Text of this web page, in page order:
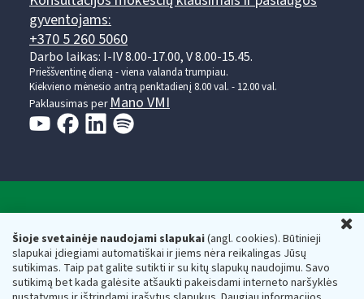
Šioje svetainėje naudojami slapukai(angl. cookies). Būtinieji
slapukai įdiegiami automatiškai ir jiems nėra reikalingas Jūsų
sutikimas. Taip pat galite sutikti ir su kitų slapukų naudojimu. Savo
sutikimą bet kada galėsite atšaukti pakeisdami interneto naršyklės
gyventojams:
+370 5 260 5060
Darbo laikas: I-IV 8.00-17.00, V 8.00-15.45.
Prieššventinę dieną - viena valanda trumpiau.
Kiekvieno mėnesio antrą penktadienį 8.00 val. - 12.00 val.
Paklausimas perMano VMI
Valstybinė mokesčių inspekcija prie Lietuvos
Respublikos finansų ministerijos
Biudžetinė įstaiga. Juridinio asmens kodas — 188659752,
adresas: Vasario 16-osios g. 14, 01107 Vilnius, Lietuva, el.paštas:
vmi@vmi.lt , E. pristatymo dėžutės adresas 188659752